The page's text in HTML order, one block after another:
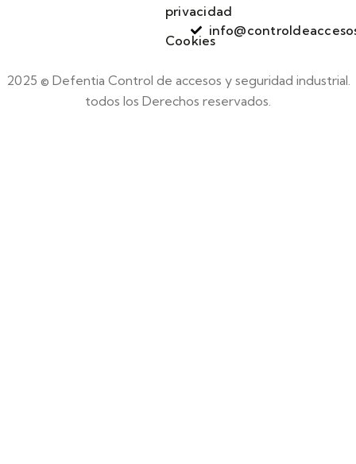
privacidad
Cookies
2025 © Defentia Control de accesos y seguridad industrial.
todos los Derechos reservados.